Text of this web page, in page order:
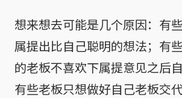
想来想去可能是几个原因：有
属提出比自己聪明的想法；有
的老板不喜欢下属提意见之后
有些老板只想做好自己老板交